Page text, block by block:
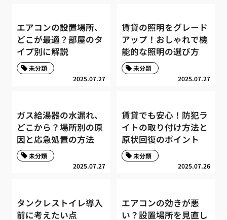
エアコンの設置場所、
どこが最適？部屋のタ
イプ別に解説
2025.07.27
未分類
賃貸の照明をグレード
アップ！おしゃれで機
能的な照明の選び方
2025.07.27
未分類
ガス給湯器の水漏れ、
どこから？場所別の原
因と応急処置の方法
2025.07.27
未分類
賃貸でも安心！防犯ラ
イトの取り付け方法と
原状回復のポイント
2025.07.26
未分類
タンクレストイレ導入
前に考えたい点
エアコンの効きが悪
い？設置場所を見直し